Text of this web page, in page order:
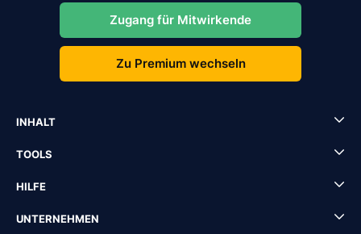
Zugang für Mitwirkende
Zu Premium wechseln
INHALT
TOOLS
HILFE
UNTERNEHMEN